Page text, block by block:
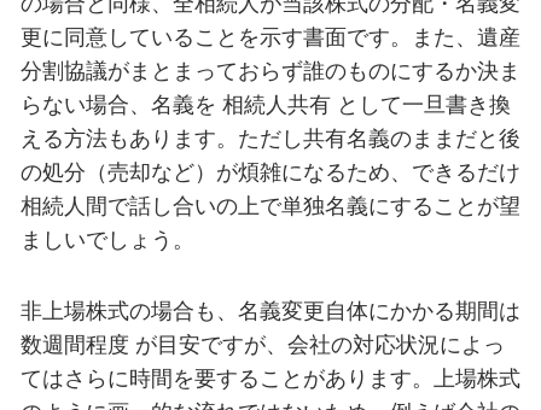
更に同意していることを示す書面です。また、遺産
分割協議がまとまっておらず誰のものにするか決ま
らない場合、名義を 相続人共有 として一旦書き換
える方法もあります。ただし共有名義のままだと後
の処分（売却など）が煩雑になるため、できるだけ
相続人間で話し合いの上で単独名義にすることが望
ましいでしょう。
非上場株式の場合も、名義変更自体にかかる期間は
数週間程度 が目安ですが、会社の対応状況によっ
てはさらに時間を要することがあります。上場株式